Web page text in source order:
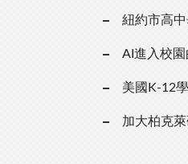
紐約市高
AI進入校
美國K-12
加大柏克